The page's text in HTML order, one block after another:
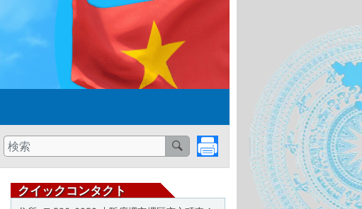
検
索
クイックコンタクト